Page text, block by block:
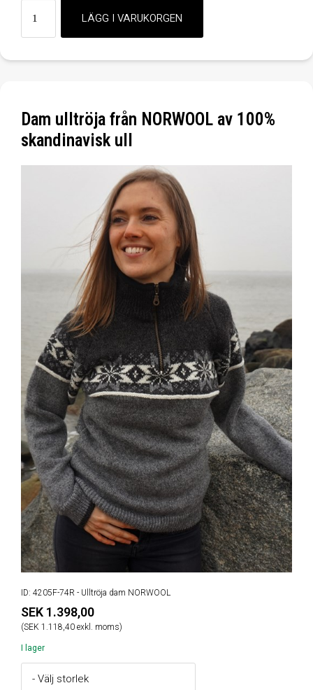
Dam ulltröja från NORWOOL av 100%
skandinavisk ull
ID: 4205F-74R - Ulltröja dam NORWOOL
SEK 1.398,00
(SEK 1.118,40 exkl. moms)
I lager